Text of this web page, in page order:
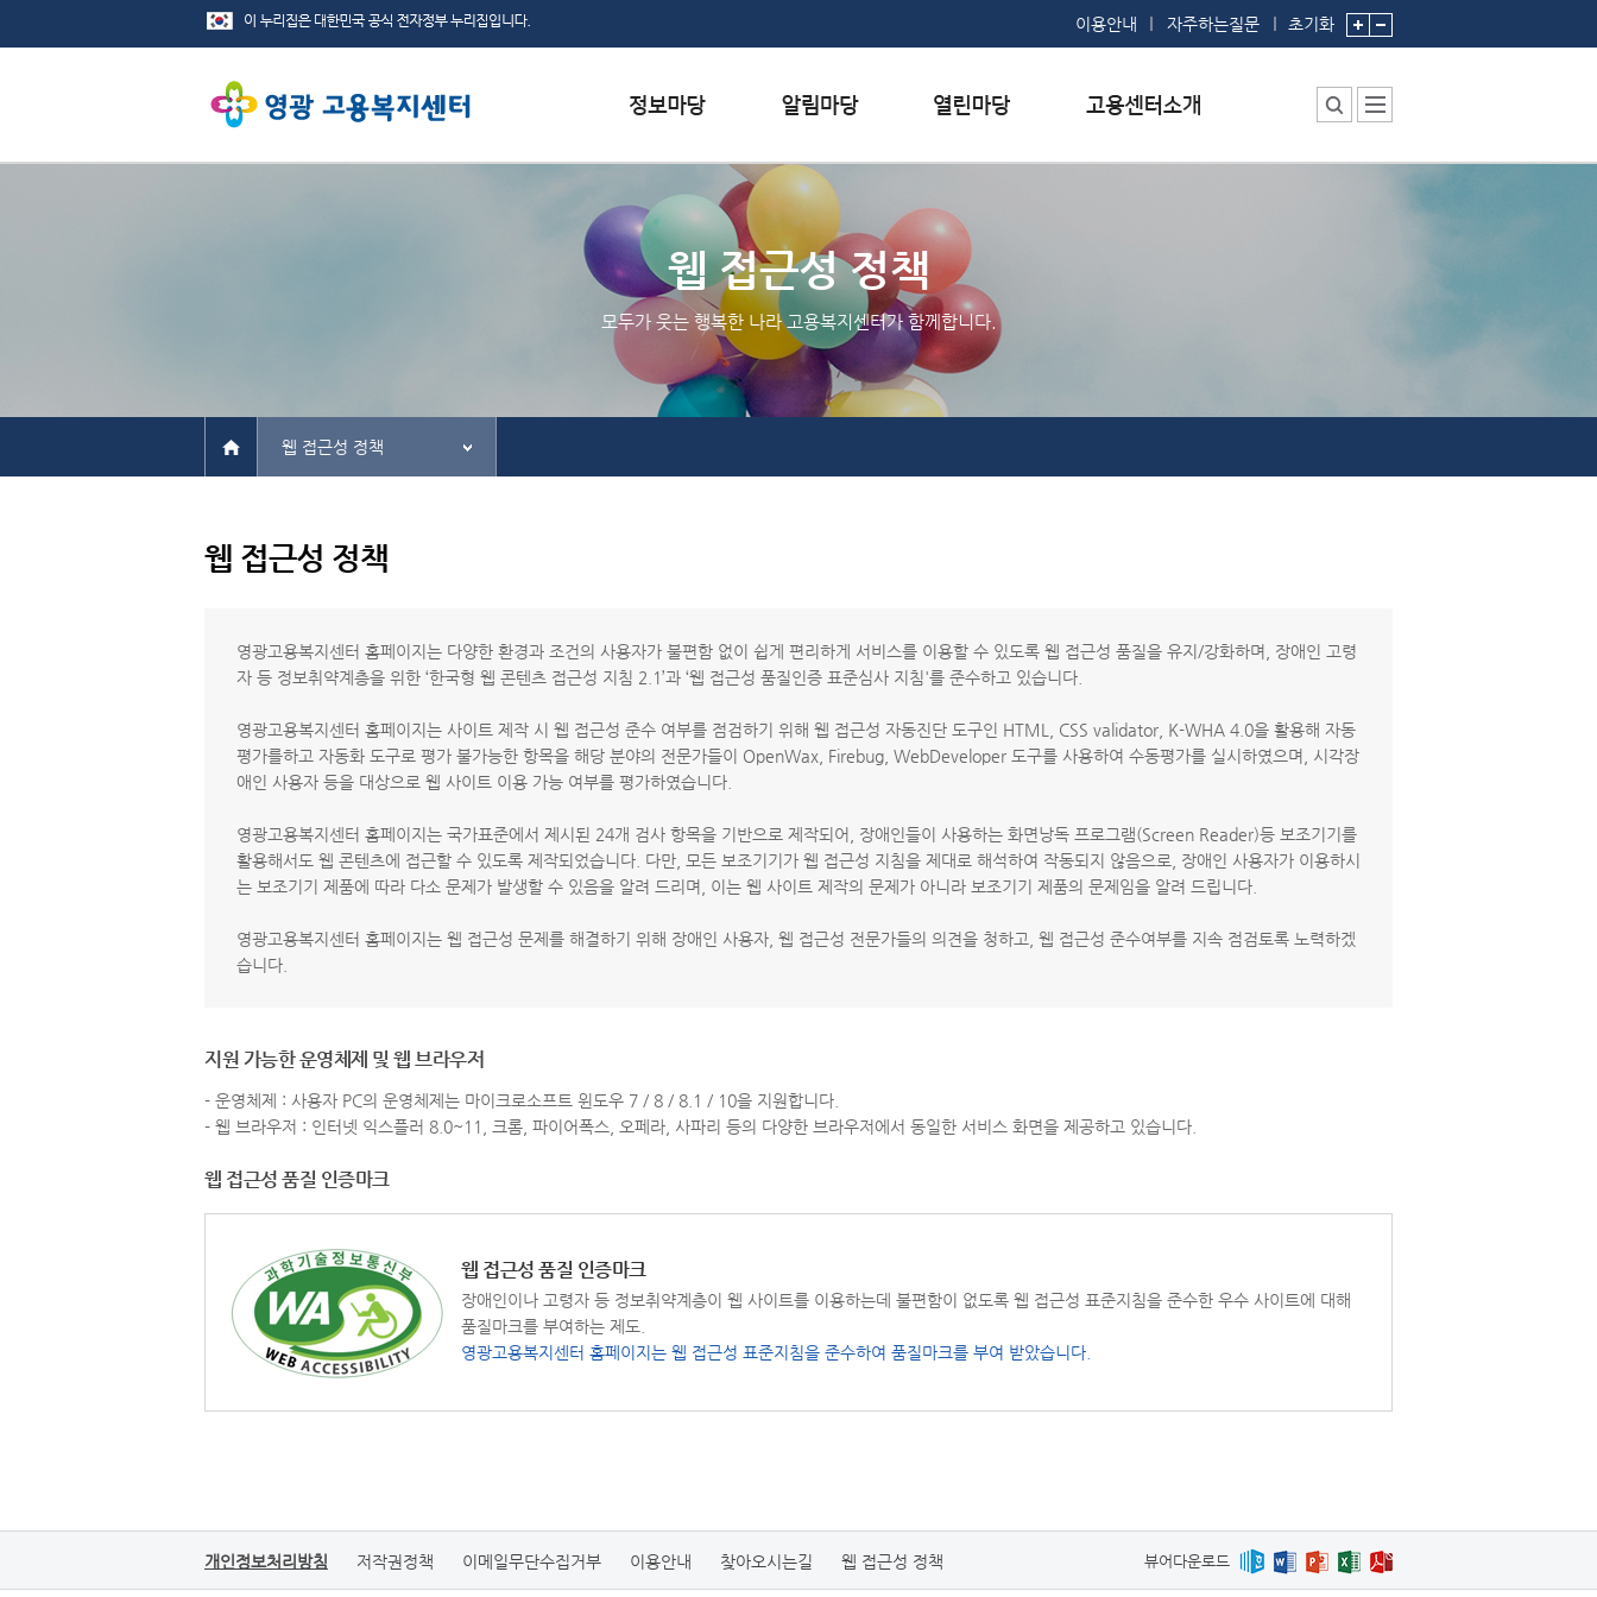
이용안내 자주하는질문 초기화
서식자료실
채용정보
인재정보
관련사이트
행사일정
공지사항
자주하는 질문
질문하기
칭찬하기
불친절 신고하기
웹 접근성 정책
모두가 웃는 행복한 나라 고용복지센터가 함께합니다.
웹 접근성 정책
웹 접근성 정책
영광고용복지센터 홈페이지는 다양한 환경과 조건의 사용자가 불편함 없이 쉽게 편리하게 서비스를 이용할 수 있도록 웹 접근성 품질을 유지/강화하며, 장애인 고령
자 등 정보취약계층을 위한 ‘한국형 웹 콘텐츠 접근성 지침 2.1’과 ‘웹 접근성 품질인증 표준심사 지침'를 준수하고 있습니다.
영광고용복지센터 홈페이지는 사이트 제작 시 웹 접근성 준수 여부를 점검하기 위해 웹 접근성 자동진단 도구인 HTML, CSS validator, K-WHA 4.0을 활용해 자동
평가를하고 자동화 도구로 평가 불가능한 항목을 해당 분야의 전문가들이 OpenWax, Firebug, WebDeveloper 도구를 사용하여 수동평가를 실시하였으며, 시각장
애인 사용자 등을 대상으로 웹 사이트 이용 가능 여부를 평가하였습니다.
영광고용복지센터 홈페이지는 국가표준에서 제시된 24개 검사 항목을 기반으로 제작되어, 장애인들이 사용하는 화면낭독 프로그램(Screen Reader)등 보조기기를
활용해서도 웹 콘텐츠에 접근할 수 있도록 제작되었습니다. 다만, 모든 보조기기가 웹 접근성 지침을 제대로 해석하여 작동되지 않음으로, 장애인 사용자가 이용하시
는 보조기기 제품에 따라 다소 문제가 발생할 수 있음을 알려 드리며, 이는 웹 사이트 제작의 문제가 아니라 보조기기 제품의 문제임을 알려 드립니다.
영광고용복지센터 홈페이지는 웹 접근성 문제를 해결하기 위해 장애인 사용자, 웹 접근성 전문가들의 의견을 청하고, 웹 접근성 준수여부를 지속 점검토록 노력하겠
습니다.
지원 가능한 운영체제 및 웹 브라우저
- 운영체제 : 사용자 PC의 운영체제는 마이크로소프트 윈도우 7 / 8 / 8.1 / 10을 지원합니다.
- 웹 브라우저 : 인터넷 익스플러 8.0~11, 크롬, 파이어폭스, 오페라, 사파리 등의 다양한 브라우저에서 동일한 서비스 화면을 제공하고 있습니다.
웹 접근성 품질 인증마크
웹 접근성 품질 인증마크
장애인이나 고령자 등 정보취약계층이 웹 사이트를 이용하는데 불편함이 없도록 웹 접근성 표준지침을 준수한 우수 사이트에 대해
품질마크를 부여하는 제도.
영광고용복지센터 홈페이지는 웹 접근성 표준지침을 준수하여 품질마크를 부여 받았습니다.
개인정보처리방침 저작권정책 이메일무단수집거부 이용안내 찾아오시는길 웹 접근성 정책 뷰어다운로드